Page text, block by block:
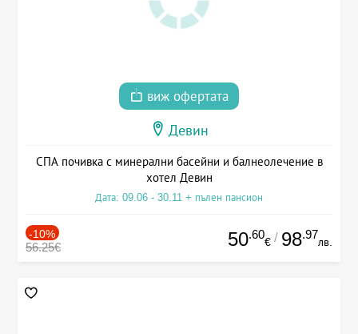
виж офертата
Девин
СПА почивка с минерални басейни и балнеолечение в
хотел Девин
Дата: 09.06 - 30.11 + пълен пансион
-10%
56.25€ 50.60
€ / 98.97
лв.